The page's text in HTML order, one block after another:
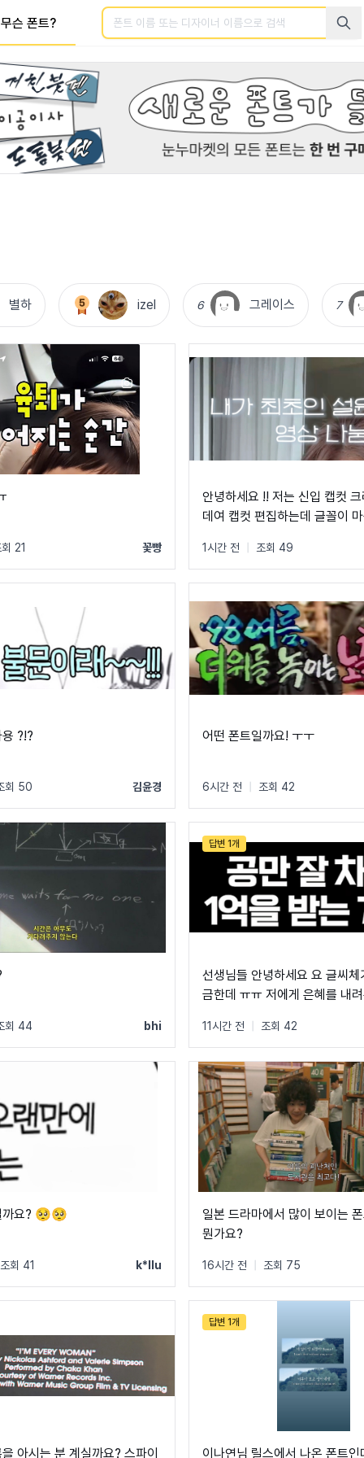
무슨 폰트?
검색
별하 izel 6 그레이스 7
21 꽃빵
안녕하세요 !! 저는 신입 캡컷
데여 캡컷 편집하는데 글꼴이 마음에 들어서
알려줘서 물어봐요 ㅠㅜ 제발 빨리 알려주세
요 .. 저 이 글꼴 가지고싶어요
1시간 전 조회 49
?!?
회 50 김윤경
어떤 폰트일까요! ㅜㅜ
6시간 전 조회 42
회 44 bhi
답변 1개
선생님들 안녕하세요 요 글씨체
금한데 ㅠㅠ 저에게 은혜를 내
11시간 전 조회 42
까요? 🥺🥺
조회 41 k*llu
일본 드라마에서 많이 보이는
뭔가요?
16시간 전 조회 75
아시는 분 계실까요? 스파이
답변 1개
이나연님 릴스에서 나온 폰트인